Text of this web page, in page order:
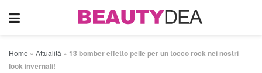
Home » Attualità » 13 bomber effetto pelle per un tocco rock nei nostri
look invernali!